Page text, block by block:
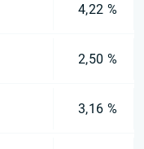
4,22 %
2,50 %
3,16 %